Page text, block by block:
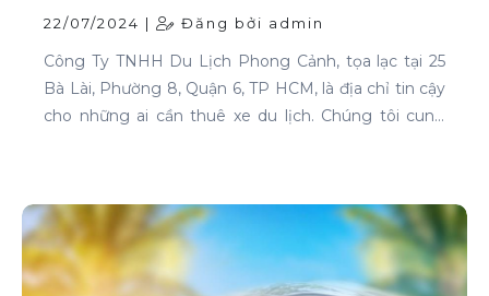
22/07/2024 | Đăng bởi admin
Công Ty TNHH Du Lịch Phong Cảnh, tọa lạc tại 25
Bà Lài, Phường 8, Quận 6, TP HCM, là địa chỉ tin cậy
cho những ai cần thuê xe du lịch. Chúng tôi cung